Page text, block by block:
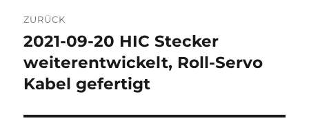
ZURÜCK
Vorheriger
Beitrag:
2021-09-20 HIC Stecker
weiterentwickelt, Roll-Servo
Kabel gefertigt